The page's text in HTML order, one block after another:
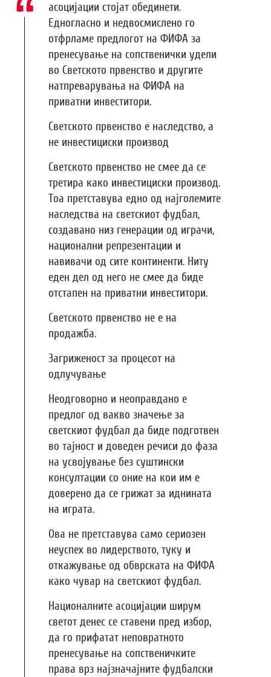
асоцијации стојат обединети.
Едногласно и недвосмислено го
отфрламе предлогот на ФИФА за
пренесување на сопственички удели
во Светското првенство и другите
натпреварувања на ФИФА на
приватни инвеститори.
Светското првенство е наследство, а
не инвестициски производ
Светското првенство не смее да се
третира како инвестициски производ.
Тоа претставува едно од најголемите
наследства на светскиот фудбал,
создавано низ генерации од играчи,
национални репрезентации и
навивачи од сите континенти. Ниту
еден дел од него не смее да биде
отстапен на приватни инвеститори.
Светското првенство не е на
продажба.
Загриженост за процесот на
одлучување
Неодговорно и неоправдано е
предлог од вакво значење за
светскиот фудбал да биде подготвен
во тајност и доведен речиси до фаза
на усвојување без суштински
консултации со оние на кои им е
доверено да се грижат за иднината
на играта.
Ова не претставува само сериозен
неуспех во лидерството, туку и
откажување од обврската на ФИФА
како чувар на светскиот фудбал.
Националните асоцијации ширум
светот денес се ставени пред избор,
да го прифатат неповратното
пренесување на сопственичките
права врз најзначајните фудбалски